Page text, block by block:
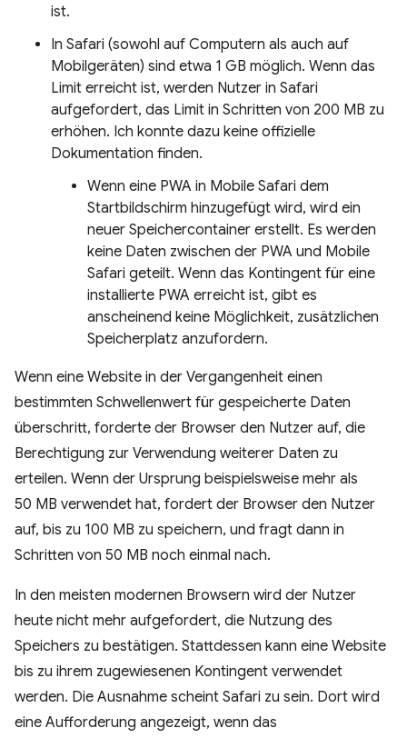
ist.
In Safari (sowohl auf Computern als auch auf
Mobilgeräten) sind etwa 1 GB möglich. Wenn das
Limit erreicht ist, werden Nutzer in Safari
aufgefordert, das Limit in Schritten von 200 MB zu
erhöhen. Ich konnte dazu keine offizielle
Dokumentation finden.
Wenn eine PWA in Mobile Safari dem
Startbildschirm hinzugefügt wird, wird ein
neuer Speichercontainer erstellt. Es werden
keine Daten zwischen der PWA und Mobile
Safari geteilt. Wenn das Kontingent für eine
installierte PWA erreicht ist, gibt es
anscheinend keine Möglichkeit, zusätzlichen
Speicherplatz anzufordern.
Wenn eine Website in der Vergangenheit einen
bestimmten Schwellenwert für gespeicherte Daten
überschritt, forderte der Browser den Nutzer auf, die
Berechtigung zur Verwendung weiterer Daten zu
erteilen. Wenn der Ursprung beispielsweise mehr als
50 MB verwendet hat, fordert der Browser den Nutzer
auf, bis zu 100 MB zu speichern, und fragt dann in
Schritten von 50 MB noch einmal nach.
In den meisten modernen Browsern wird der Nutzer
heute nicht mehr aufgefordert, die Nutzung des
Speichers zu bestätigen. Stattdessen kann eine Website
bis zu ihrem zugewiesenen Kontingent verwendet
werden. Die Ausnahme scheint Safari zu sein. Dort wird
eine Aufforderung angezeigt, wenn das